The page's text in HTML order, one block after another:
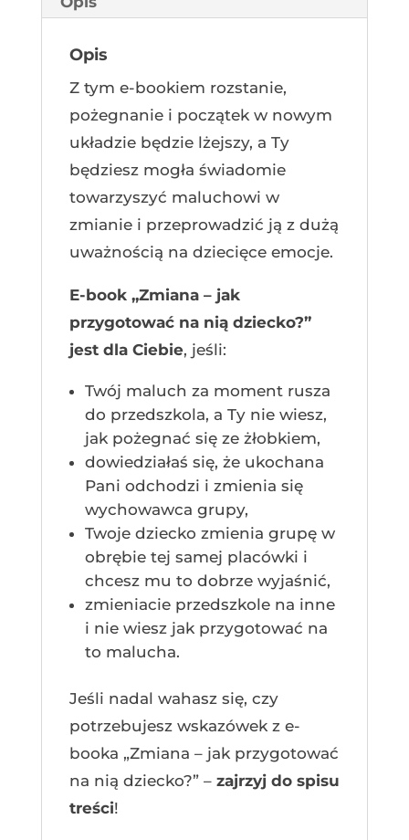
Opis
Z tym e-bookiem rozstanie,
pożegnanie i początek w nowym
układzie będzie lżejszy, a Ty
będziesz mogła świadomie
towarzyszyć maluchowi w
zmianie i przeprowadzić ją z dużą
uważnością na dziecięce emocje.
E-book „Zmiana – jak
przygotować na nią dziecko?”
jest dla Ciebie, jeśli:
Twój maluch za moment rusza
do przedszkola, a Ty nie wiesz,
jak pożegnać się ze żłobkiem,
dowiedziałaś się, że ukochana
Pani odchodzi i zmienia się
wychowawca grupy,
Twoje dziecko zmienia grupę w
obrębie tej samej placówki i
chcesz mu to dobrze wyjaśnić,
zmieniacie przedszkole na inne
i nie wiesz jak przygotować na
to malucha.
Jeśli nadal wahasz się, czy
potrzebujesz wskazówek z e-
booka „Zmiana – jak przygotować
na nią dziecko?” – zajrzyj do spisu
treści!